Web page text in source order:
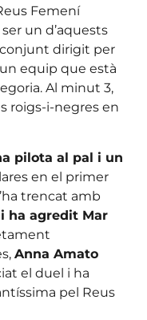
Femení
un d’aquests
dirigit per
equip que està
Al minut 3,
roigs-i-negres en
pilota al pal i un
en el primer
trencat amb
ha agredit Mar
Anna Amato
el duel i ha
pel Reus